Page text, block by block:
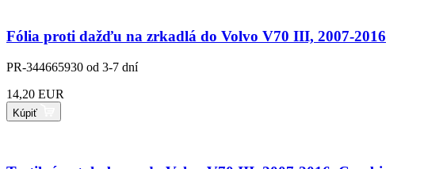
Fólia proti dažďu na zrkadlá do Volvo V70 III, 2007-2016
PR-344665930 od 3-7 dní
14,20 EUR
Kúpiť